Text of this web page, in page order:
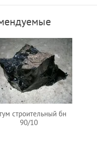
строительный бн
90/10